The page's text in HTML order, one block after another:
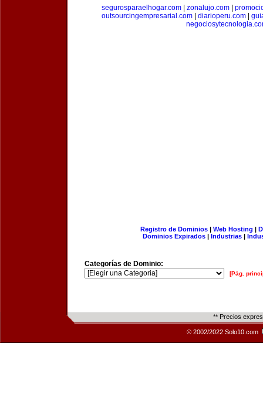
segurosparaelhogar.com| zonalujo.com|
outsourcingempresarial.com| diarioperu.com|
Registro de Dominios| Web Hosting |
Dominios Expirados | Industrias |
Categorías de Dominio:
[Pág.
** Precios
© 2002/2022 Solo10.com